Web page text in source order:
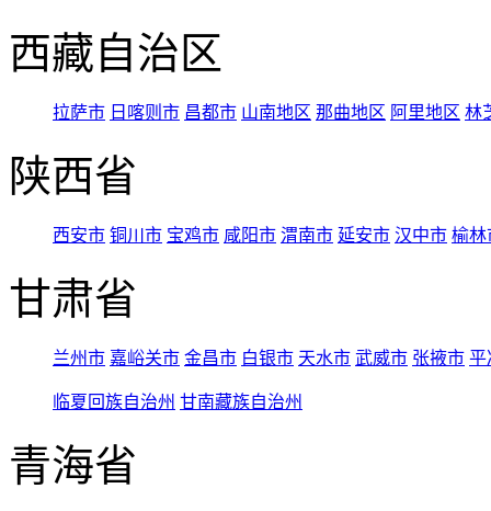
西藏自治区
拉萨市 日喀则市 昌都市 山南地区 那曲地区 阿里地区 林
陕西省
西安市 铜川市 宝鸡市 咸阳市 渭南市 延安市 汉中市 榆林
甘肃省
兰州市 嘉峪关市 金昌市 白银市 天水市 武威市 张掖市 平
临夏回族自治州 甘南藏族自治州
青海省